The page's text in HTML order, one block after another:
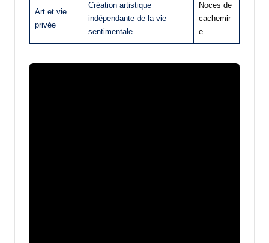
Art et vie
privée
Création artistique
indépendante de la vie
sentimentale
Noces de
cachemir
e